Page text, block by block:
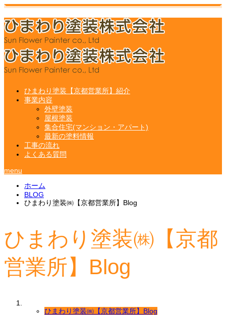
ひまわり塗装【京都営業所】紹介
事業内容
外壁塗装
屋根塗装
集合住宅(マンション・アパート)
最新の塗料情報
工事の流れ
よくある質問
menu
ホーム
BLOG
ひまわり塗装㈱【京都営業所】Blog
ひまわり塗装㈱【京都
営業所】Blog
ひまわり塗装㈱【京都営業所】Blog